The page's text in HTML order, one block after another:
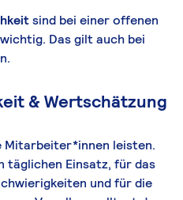
sind bei einer offenen
Das gilt auch bei
& Wertschätzung
Mitarbeiter*innen leisten.
täglichen Einsatz, für das
und für die